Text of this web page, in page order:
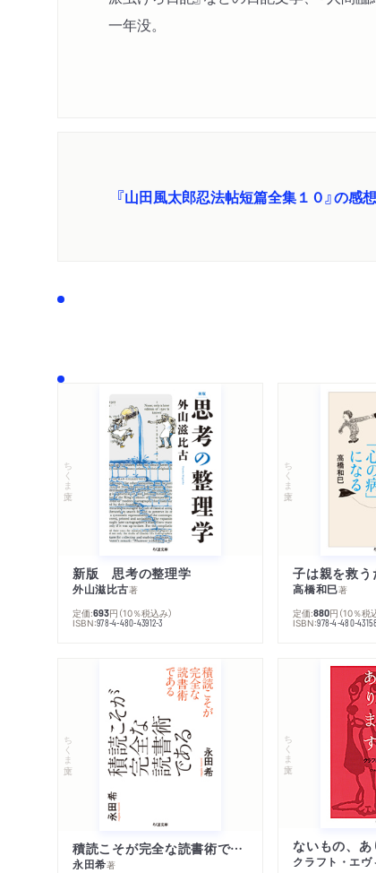
一年没。
『山田風太郎忍法帖短篇全集１０』の感
ちくま文庫
新版 思考の整理学
外山滋比古著
定価:693円 （10％税込み）
ISBN:978-4-480-43912-3
ちくま文庫
高橋和巳著
定価:880円 （10％税
ISBN:978-4-480-
ちくま文庫
積読こそが完全な読書術である
永田希著
ちくま文庫
ないもの、あ
クラフト・エヴ